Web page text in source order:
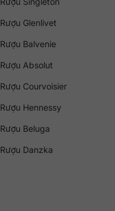
Rượu Glenlivet
Rượu Balvenie
Rượu Absolut
Rượu Courvoisier
Rượu Hennessy
Rượu Beluga
Rượu Danzka